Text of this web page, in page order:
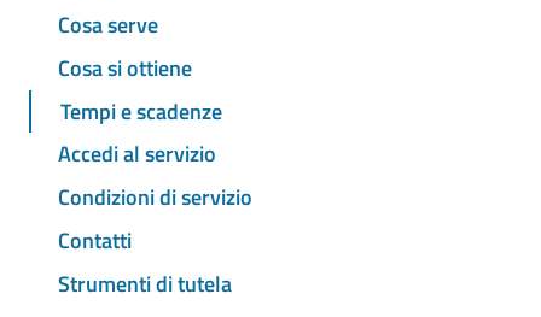
Cosa serve
Cosa si ottiene
Tempi e scadenze
Accedi al servizio
Condizioni di servizio
Contatti
Strumenti di tutela